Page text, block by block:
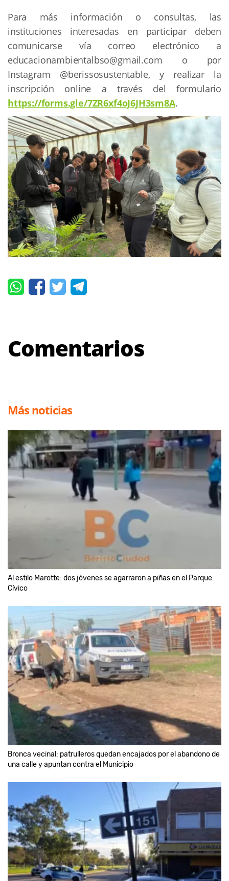
Para más información o consultas, las
instituciones interesadas en participar deben
comunicarse vía correo electrónico a
educacionambientalbso@gmail.com o por
Instagram @berissosustentable, y realizar la
inscripción online a través del formulario
https://forms.gle/7ZR6xf4oJ6JH3sm8A.
Comentarios
Más noticias
Al estilo Marotte: dos jóvenes se agarraron a piñas en el Parque
Cívico
Bronca vecinal: patrulleros quedan encajados por el abandono de
una calle y apuntan contra el Municipio